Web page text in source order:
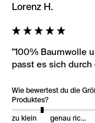
Lorenz H.
"100% Baumwolle
passt es sich
Wie bewertest du die
Produktes?
zu klein genau richtig